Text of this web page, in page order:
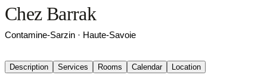
Chez Barrak
Contamine-Sarzin · Haute-Savoie
Description Services Rooms Calendar Location